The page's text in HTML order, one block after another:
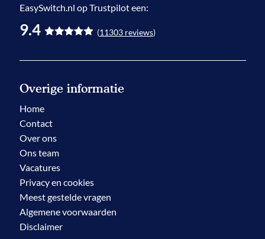
EasySwitch.nl op Trustpilot een:
9.4 (11303 reviews)
Overige informatie
Home
Contact
Over ons
Ons team
Vacatures
Privacy en cookies
Meest gestelde vragen
Algemene voorwaarden
Disclaimer